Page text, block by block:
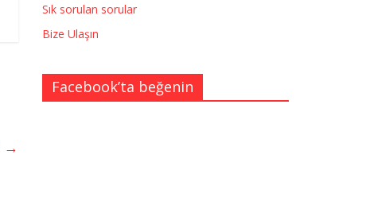
→
Sık sorulan sorular
Bize Ulaşın
Facebook’ta beğenin